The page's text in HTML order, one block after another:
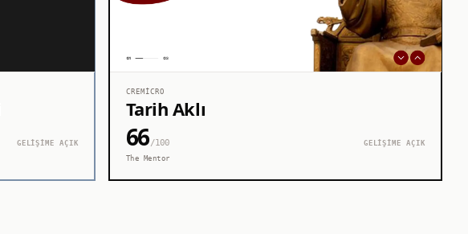
GELİŞİME AÇIK
CREMICRO
Tarih Aklı
66/100
GELİŞİME AÇIK
The Mentor